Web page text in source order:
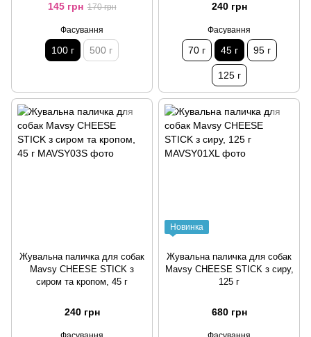
145 грн 170 грн
Фасування
100 г 500 г
240 грн
Фасування
70 г 45 г 95 г
125 г
Жувальна паличка для собак
Mavsy CHEESE STICK з
сиром та кропом, 45 г
240 грн
Новинка
Жувальна паличка для собак
Mavsy CHEESE STICK з сиру,
125 г
680 грн